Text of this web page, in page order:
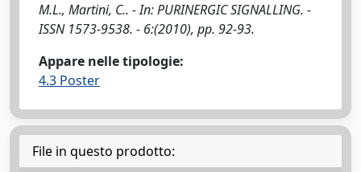
M.L., Martini, C.. - In: PURINERGIC SIGNALLING. -
ISSN 1573-9538. - 6:(2010), pp. 92-93.
Appare nelle tipologie:
4.3 Poster
File in questo prodotto: